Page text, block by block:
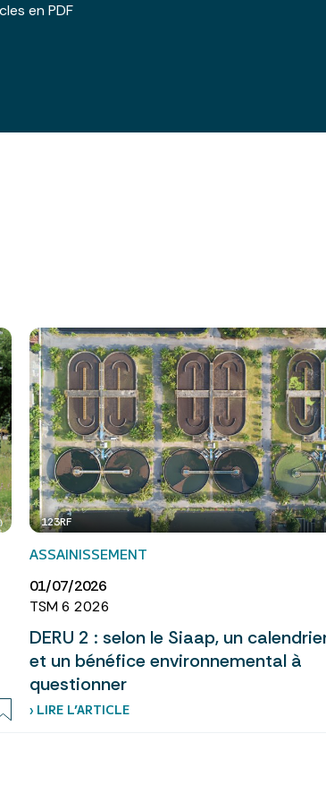
en PDF
123RF
ASSAINISSEMENT
01/07/2026
TSM 6 2026
DERU 2 : selon le Siaap, un
et un bénéfice environnemental à
questionner
› LIRE L’ARTICLE